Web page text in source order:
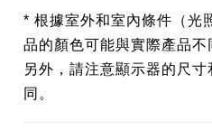
* 根據室外和室內條件（光
品的顏色可能與實際產品不
另外，請注意顯示器的尺
同。